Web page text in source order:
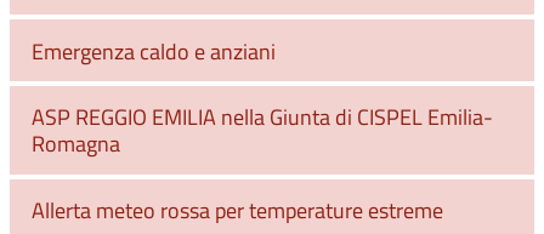
Emergenza caldo e anziani
ASP REGGIO EMILIA nella Giunta di CISPEL Emilia-
Romagna
Allerta meteo rossa per temperature estreme